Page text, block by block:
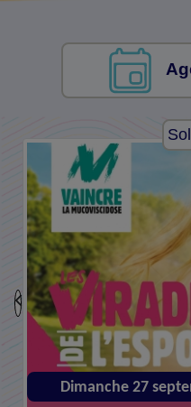
Dimanche 27